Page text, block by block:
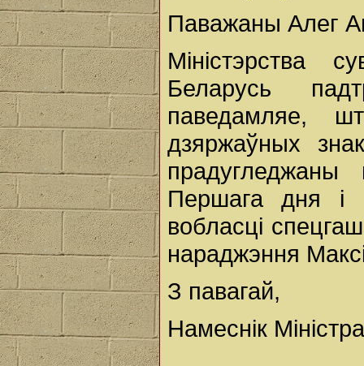
Паважаны Алег
Міністэрства
Беларусь
паведамляе,
дзяржаўных
прадугледжаны
Першага дня і
вобласці
нараджэння
З павагай,
Намеснік